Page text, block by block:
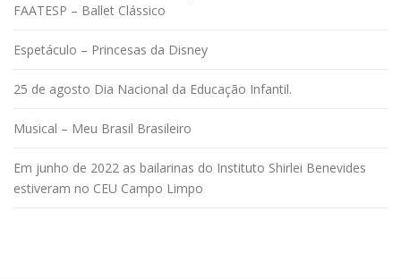
FAATESP – Ballet Clássico
Espetáculo – Princesas da Disney
25 de agosto Dia Nacional da Educação Infantil.
Musical – Meu Brasil Brasileiro
Em junho de 2022 as bailarinas do Instituto Shirlei Benevides
estiveram no CEU Campo Limpo